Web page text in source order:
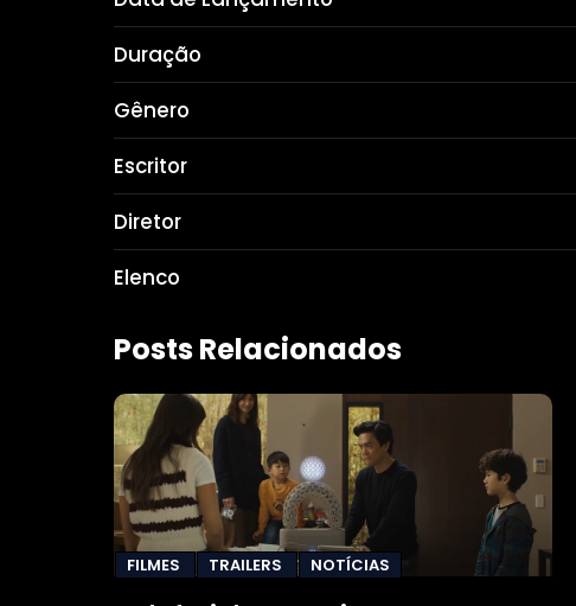
Duração
Gênero
Escritor
Diretor
Elenco
Posts Relacionados
FILMES TRAILERS NOTÍCIAS